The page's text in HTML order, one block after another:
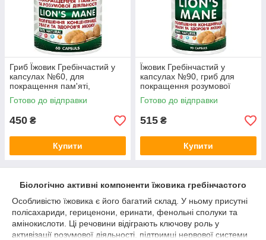
Гриб Їжовик Гребінчастий у
капсулах №60, для
покращення пам'яті,
концентрації уваги та
здоров'я мозку
Готово до відправки
450 ₴
Купити
Їжовик Гребінчастий у
капсулах №90, гриб для
покращення розумової
діяльності
Готово до відправки
515 ₴
Купити
Біологічно активні компоненти їжовика гребінчастого
Особливістю їжовика є його багатий склад. У ньому присутні
полісахариди, гериценони, еринати, фенольні сполуки та
амінокислоти. Ці речовини відіграють ключову роль у
активізації розумової діяльності, підтримці нервової системи